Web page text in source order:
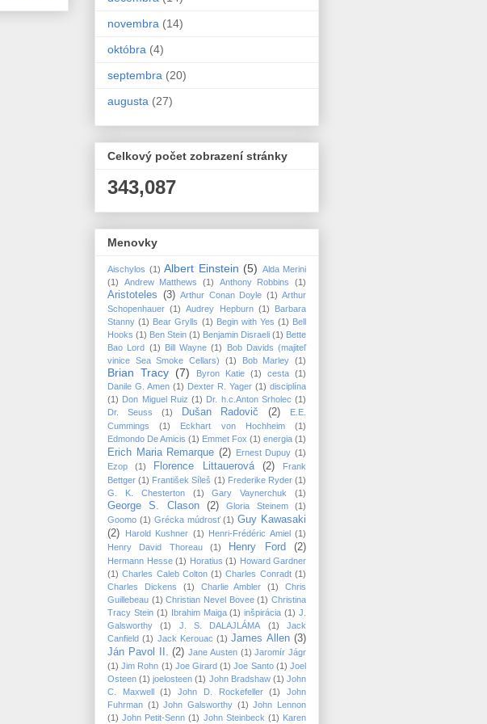
novembra (14)
októbra (4)
septembra (20)
augusta (27)
Celkový počet zobrazení stránky
343,087
Menovky
Aischylos (1) Albert Einstein (5) Alda Merini
(1)
Andrew Matthews (1) Anthony Robbins (1)
Aristoteles (3) Arthur Conan Doyle (1) Arthur
Schopenhauer (1) Audrey Hepburn (1)
Barbara
Stanny (1) Bear Grylls (1) Begin with Yes (1) Bell
Hooks (1) Ben Stein (1) Benjamin Disraeli (1) Bette
Bao Lord (1) Bill Wayne (1)
Bob Davids (majiteľ
vinice Sea Smoke Cellars)
(1) Bob Marley (1)
Brian Tracy (7) Byron Katie (1) cesta (1)
Danile G. Amen (1) Dexter R. Yager (1) disciplína
(1) Don Miguel Ruiz (1) Dr. h.c.Anton Srholec (1)
Dr. Seuss
(1) Dušan Radovič (2)
E.E.
Cummings
(1) Eckhart von Hochheim
(1)
Edmondo De Amicis (1) Emmet Fox (1) energia (1)
Erich Maria Remarque (2) Ernest Dupuy (1)
Ezop
(1) Florence Littauerová (2)
Frank
Bettger (1) František Síleš (1) Frederike Ryder (1)
G. K. Chesterton
(1) Gary Vaynerchuk (1)
George S. Clason (2) Gloria Steinem
(1)
Goomo (1) Grécka múdrosť (1) Guy Kawasaki
(2)
Harold Kushner (1) Henri-Frédéric Amiel (1)
Henry David Thoreau
(1) Henry Ford (2)
Hermann Hesse (1) Horatius (1) Howard Gardner
(1) Charles Caleb Colton (1) Charles Conradt (1)
Charles Dickens
(1) Charlie Ambler (1)
Chris
Guillebeau (1) Christian Nevel Bovee (1) Christina
Tracy Stein (1) Ibrahim Maiga (1) inšpirácia (1) J.
Galsworthy
(1) J. S. DALAJLÁMA (1)
Jack
Canfield (1) Jack Kerouac (1) James Allen (3)
Ján Pavol II. (2) Jane Austen (1) Jaromír Jágr
(1) Jim Rohn (1) Joe Girard (1) Joe Santo (1) Joel
Osteen (1) joelosteen (1) John Bradshaw (1) John
C. Maxwell
(1) John D. Rockefeller (1)
John
Fuhrman (1) John Galsworthy (1) John Lennon
(1) John Petit-Senn (1) John Steinbeck (1) Karen